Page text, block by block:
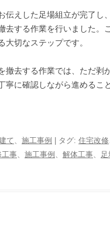
伝えした足場組立が完了し
去する作業を行いました。
大切なステップです。
撤去する作業では、ただ剥
寧に確認しながら進めるこ
て、 施工事例 | タグ: 住宅改修
工事、 施工事例 、 解体工事、 足